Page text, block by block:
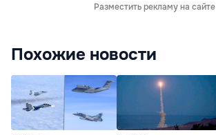
Разместить рекламу на сайте
Похожие новости